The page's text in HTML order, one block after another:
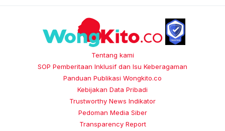
Tentang kami
SOP Pemberitaan Inklusif dan Isu Keberagaman
Panduan Publikasi Wongkito.co
Kebijakan Data Pribadi
Trustworthy News Indikator
Pedoman Media Siber
Transparency Report